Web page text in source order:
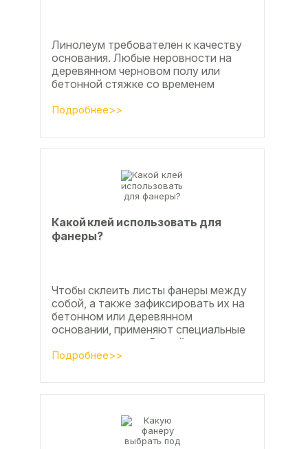
Линолеум требователен к качеству
основания. Любые неровности на
деревянном черновом полу или
бетонной стяжке со временем
Подробнее>>
Какой клей использовать для
фанеры?
Чтобы склеить листы фанеры между
собой, а также зафиксировать их на
бетонном или деревянном
основании, применяют специальные
клеевые составы. В этой статье
расскажем, какой клей...
Подробнее>>